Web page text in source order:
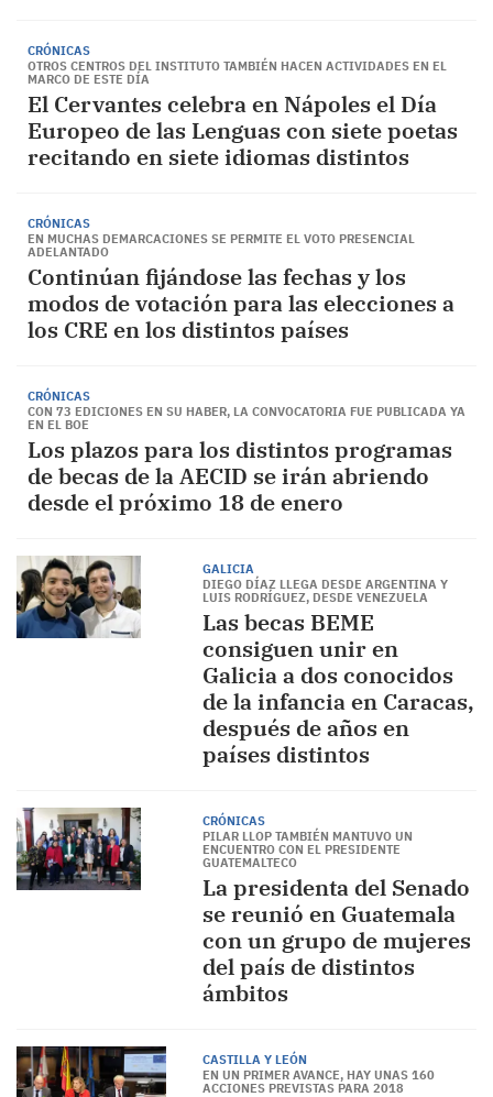
CRÓNICAS
OTROS CENTROS DEL INSTITUTO TAMBIÉN HACEN ACTIVIDADES EN EL
MARCO DE ESTE DÍA
El Cervantes celebra en Nápoles el Día
Europeo de las Lenguas con siete poetas
recitando en siete idiomas distintos
CRÓNICAS
EN MUCHAS DEMARCACIONES SE PERMITE EL VOTO PRESENCIAL
ADELANTADO
Continúan fijándose las fechas y los
modos de votación para las elecciones a
los CRE en los distintos países
CRÓNICAS
CON 73 EDICIONES EN SU HABER, LA CONVOCATORIA FUE PUBLICADA YA
EN EL BOE
Los plazos para los distintos programas
de becas de la AECID se irán abriendo
desde el próximo 18 de enero
GALICIA
DIEGO DÍAZ LLEGA DESDE ARGENTINA Y
LUIS RODRÍGUEZ, DESDE VENEZUELA
Las becas BEME
consiguen unir en
Galicia a dos conocidos
de la infancia en Caracas,
después de años en
países distintos
CRÓNICAS
PILAR LLOP TAMBIÉN MANTUVO UN
ENCUENTRO CON EL PRESIDENTE
GUATEMALTECO
La presidenta del Senado
se reunió en Guatemala
con un grupo de mujeres
del país de distintos
ámbitos
CASTILLA Y LEÓN
EN UN PRIMER AVANCE, HAY UNAS 160
ACCIONES PREVISTAS PARA 2018